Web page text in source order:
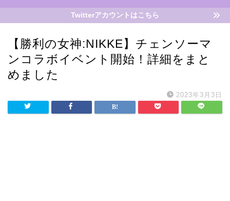
Twitterアカウントはこちら
【勝利の女神:NIKKE】チェンソーマ
ンコラボイベント開始！詳細をまと
めました
2023年3月3日